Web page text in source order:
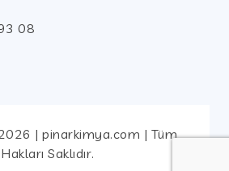
08
| pinarkimya.com | Tüm
Hakları Saklıdır.